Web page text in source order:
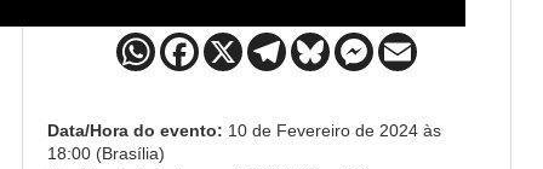
Data/Hora do evento: 10 de Fevereiro de 2024 às
18:00 (Brasília)